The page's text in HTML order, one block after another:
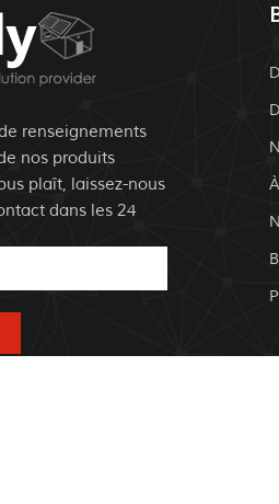
renseignements
nos produits
plaît, laissez-nous
dans les 24